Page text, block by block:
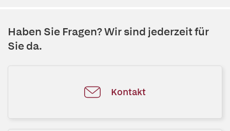
Haben Sie Fragen? Wir sind jederzeit für
Sie da.
Kontakt